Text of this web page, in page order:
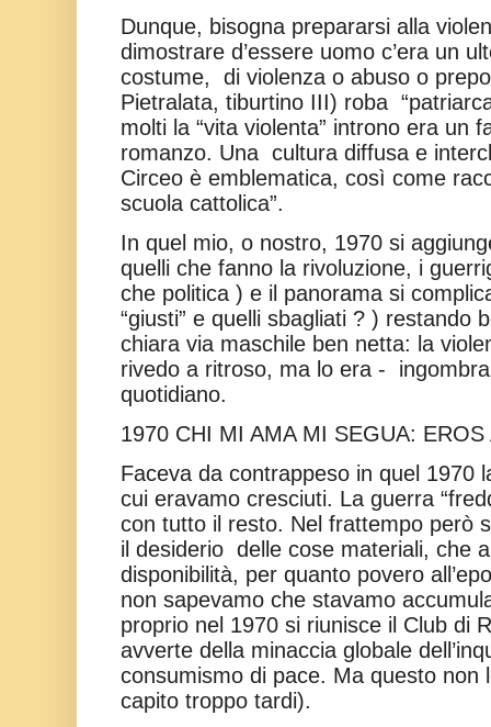
Dunque, bisogna prepararsi alla
dimostrare d’essere uomo c’era un
costume,
di violenza o abuso o
Pietralata, tiburtino III) roba
molti la “vita violenta” introno era un
romanzo. Una cultura diffusa e
Circeo è emblematica, così come
scuola cattolica”.
In quel mio, o nostro, 1970 si
quelli che fanno la rivoluzione, i
che politica ) e il panorama si
“giusti” e quelli sbagliati ? ) restando
chiara via maschile ben netta: la
rivedo a ritroso, ma lo era -
quotidiano.
1970 CHI MI AMA MI SEGUA:
Faceva da contrappeso in quel 1970
cui eravamo cresciuti. La guerra
con tutto il resto. Nel frattempo però
il desiderio delle cose materiali, che
disponibilità, per quanto povero
non sapevamo che stavamo
proprio nel 1970 si riunisce il Club di
avverte della minaccia globale
consumismo di pace. Ma questo non
capito troppo tardi).